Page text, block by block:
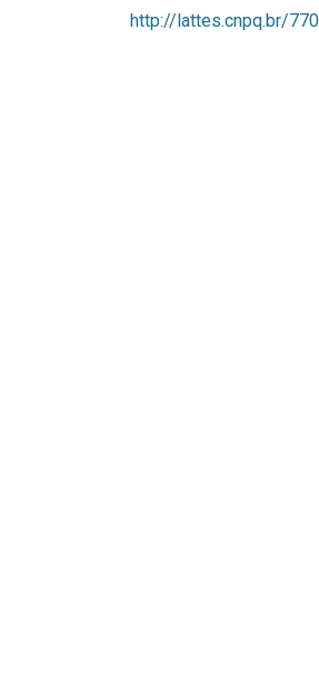
http://lattes.cnpq.br/